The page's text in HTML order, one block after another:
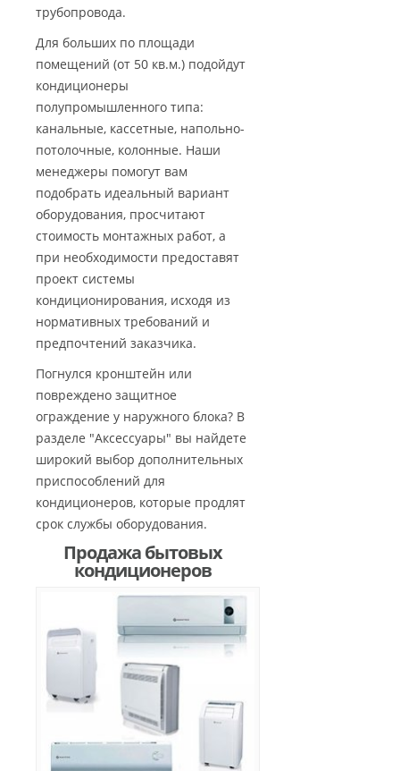
трубопровода.
Для больших по площади
помещений (от 50 кв.м.) подойдут
кондиционеры
полупромышленного типа:
канальные, кассетные, напольно-
потолочные, колонные. Наши
менеджеры помогут вам
подобрать идеальный вариант
оборудования, просчитают
стоимость монтажных работ, а
при необходимости предоставят
проект системы
кондиционирования, исходя из
нормативных требований и
предпочтений заказчика.
Погнулся кронштейн или
повреждено защитное
ограждение у наружного блока? В
разделе "Аксессуары" вы найдете
широкий выбор дополнительных
приспособлений для
кондиционеров, которые продлят
срок службы оборудования.
Продажа бытовых
кондиционеров